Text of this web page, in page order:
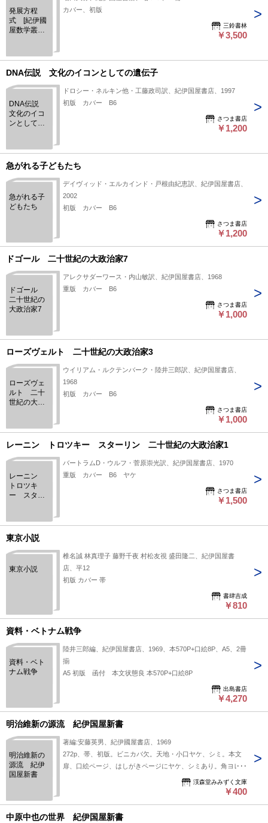
発展方程
式 [紀伊國
屋数学叢書
カバー、初版
三鈴書林
￥3,500
DNA伝説 文化のイコンとしての遺伝子
DNA伝説
文化のイコ
ンとしての
ドロシー・ネルキン他・工藤政司訳、紀伊国屋書店、1997
初版 カバー B6
さつま書店
￥1,200
急がれる子どもたち
急がれる子
どもたち
デイヴィッド・エルカインド・戸根由紀恵訳、紀伊国屋書店、
2002
初版 カバー B6
さつま書店
￥1,200
ドゴール 二十世紀の大政治家7
ドゴール
二十世紀の
大政治家7
アレクサダーワース・内山敏訳、紀伊国屋書店、1968
重版 カバー B6
さつま書店
￥1,000
ローズヴェルト 二十世紀の大政治家3
ローズヴェ
ルト 二十
世紀の大政
ウイリアム・ルクテンバーク・陸井三郎訳、紀伊国屋書店、
1968
初版 カバー B6
さつま書店
￥1,000
レーニン トロツキー スターリン 二十世紀の大政治家1
レーニン
トロツキ
ー スター
治家1
バートラムD・ウルフ・菅原崇光訳、紀伊国屋書店、1970
重版 カバー B6 ヤケ
さつま書店
￥1,500
東京小説
東京小説
椎名誠 林真理子 藤野千夜 村松友視 盛田隆二、紀伊国屋書
店、平12
初版 カバー 帯
書肆吉成
￥810
資料・ベトナム戦争
資料・ベト
ナム戦争
陸井三郎編、紀伊国屋書店、1969、本570P+口絵8P、A5、2冊
揃
A5 初版 函付 本文状態良 本570P+口絵8P
出島書店
￥4,270
明治維新の源流 紀伊国屋新書
明治維新の
源流 紀伊
国屋新書
著編:安藤英男、紀伊國屋書店、1969
272p、帯、初版。ビニカバ欠。天地・小口ヤケ、シミ。本文
扉、口絵ページ、はしがきページにヤケ、シミあり。角ヨレ数
ページあり。「吉田松陰」の項、計3ページに人名に傍点書き
渓森堂みみずく文庫
￥400
中原中也の世界 紀伊国屋新書